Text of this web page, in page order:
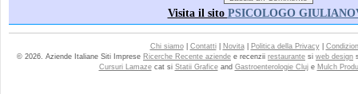
Visita il sito PSICOLOGO
Chi siamo| Contatti| Novita| Politica della Privacy|
© 2026. Aziende Italiane Siti Imprese Ricerche Recente aziende e recenzii restaurante si web design
Cursuri Lamazecat si Statii Graficeand Gastroenterologie Cluje Mulch